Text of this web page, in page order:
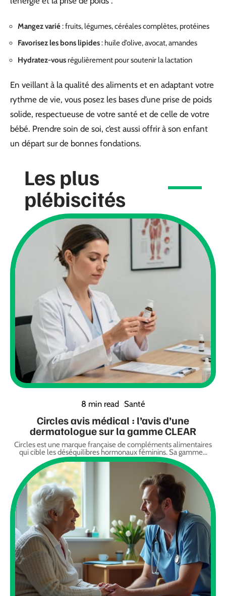
Mangez varié: fruits, légumes, céréales complètes, protéines
Favorisez les bons lipides: huile d’olive, avocat, amandes
Hydratez-vous régulièrement pour soutenir la lactation
En veillant à la qualité des aliments et en adaptant votre
rythme de vie, vous posez les bases d’une prise de poids
solide, respectueuse de votre santé et de celle de votre
bébé. Prendre soin de soi, c’est aussi offrir à son enfant
un départ sur de bonnes fondations.
Les plus
plébiscités
8 min read Santé
Circles avis médical : l’avis d’une
dermatologue sur la gamme CLEAR
Circles est une marque française de compléments alimentaires
qui cible les déséquilibres hormonaux féminins. Sa gamme…